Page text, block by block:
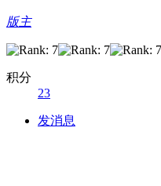
版主
积分
23
发消息